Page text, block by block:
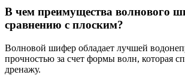
В чем преимущества волнового
сравнению с плоским?
Волновой шифер обладает лучшей
прочностью за счет формы волн, которая
дренажу.